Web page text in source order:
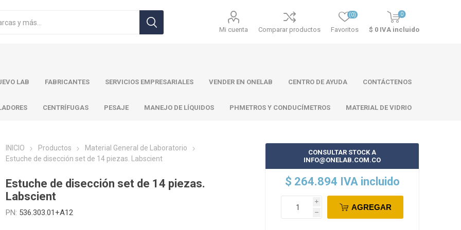
Mi cuenta Comparar productos Favoritos
(0) 0
$ 0 IVA incluido
LAB FABRICANTES
Atago
Thermo
Scientific
SERVICIOS EMPRESARIALES VENDER EN ONELAB CENTRO DE AYUDA CONTÁCTENOS
CENTRÍFUGAS PESAJE MANEJO DE LÍQUIDOS PHMETROS Y CONDUCÍMETROS MATERIAL DE VIDRIO
INICIO Productos
Material General de Laboratorio
Estuche de disección set de 14 piezas. Labscient
Estuche de disección set de 14 piezas.
Labscient
PN: 536.303.01+A12
CONSULTAR STOCK A
INFO@ONELAB.COM.CO
$ 264.894 IVA incluido
i
h
AGREGAR